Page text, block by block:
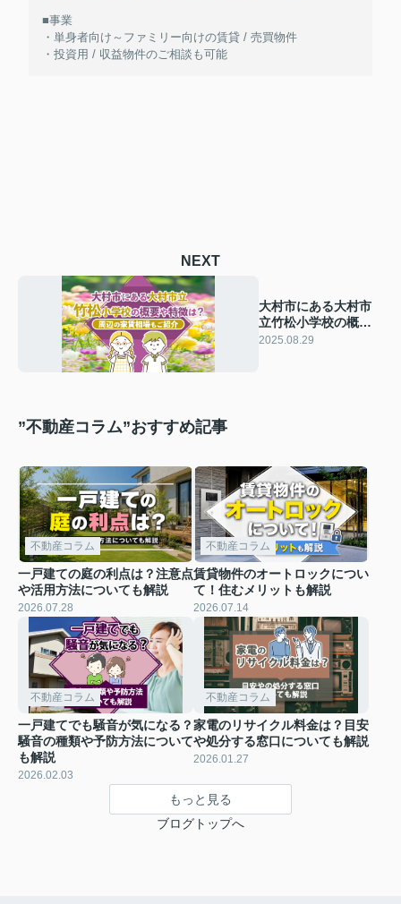
■事業
・単身者向け～ファミリー向けの賃貸 / 売買物件
・投資用 / 収益物件のご相談も可能
NEXT
大村市にある大村市
立竹松小学校の概要
や特徴は？周辺の家
2025.08.29
”不動産コラム”おすすめ記事
不動産コラム
一戸建ての庭の利点は？注意点
や活用方法についても解説
2026.07.28
不動産コラム
賃貸物件のオートロックについ
て！住むメリットも解説
2026.07.14
不動産コラム
一戸建てでも騒音が気になる？
騒音の種類や予防方法について
も解説
2026.02.03
不動産コラム
家電のリサイクル料金は？目安
や処分する窓口についても解説
2026.01.27
もっと見る
ブログトップへ